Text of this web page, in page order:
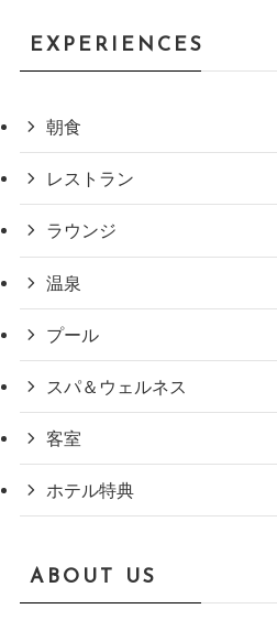
EXPERIENCES
朝食
レストラン
ラウンジ
温泉
プール
スパ＆ウェルネス
客室
ホテル特典
ABOUT US